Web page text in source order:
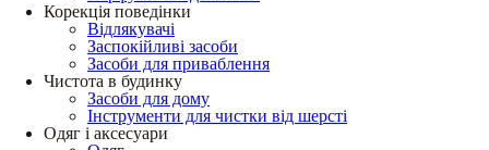
Корекція поведінки
Відлякувачі
Заспокійливі засоби
Засоби для приваблення
Чистота в будинку
Засоби для дому
Інструменти для чистки від шерсті
Одяг і аксесуари